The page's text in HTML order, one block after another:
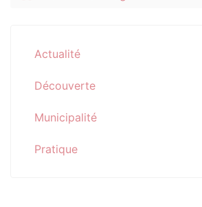
Actualité
Découverte
Municipalité
Pratique